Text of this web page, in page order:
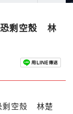
恐剩空殼 林